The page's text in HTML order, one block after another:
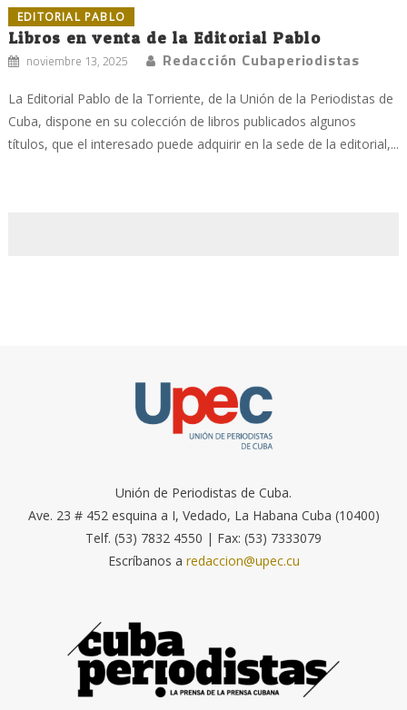
EDITORIAL PABLO
Libros en venta de la Editorial Pablo
noviembre 13, 2025 Redacción Cubaperiodistas
La Editorial Pablo de la Torriente, de la Unión de la Periodistas de
Cuba, dispone en su colección de libros publicados algunos
títulos, que el interesado puede adquirir en la sede de la editorial,...
Unión de Periodistas de Cuba.
Ave. 23 # 452 esquina a I, Vedado, La Habana Cuba (10400)
Telf. (53) 7832 4550 | Fax: (53) 7333079
Escríbanos a redaccion@upec.cu